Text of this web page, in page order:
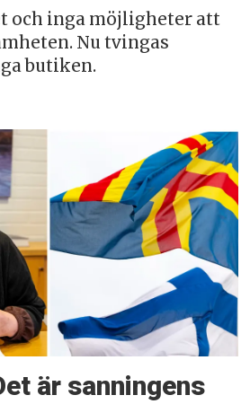
och inga möjligheter att
Nu tvingas
butiken.
är sanningens